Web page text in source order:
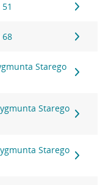
68
Starego
Starego
Starego